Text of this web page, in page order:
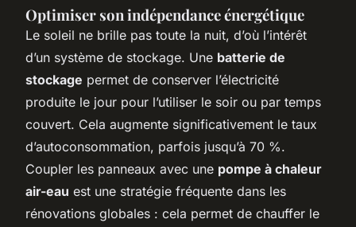
Optimiser son indépendance énergétique
Le soleil ne brille pas toute la nuit, d’où l’intérêt
d’un système de stockage. Une batterie de
stockage permet de conserver l’électricité
produite le jour pour l’utiliser le soir ou par temps
couvert. Cela augmente significativement le taux
d’autoconsommation, parfois jusqu’à 70 %.
Coupler les panneaux avec une pompe à chaleur
air-eau est une stratégie fréquente dans les
rénovations globales : cela permet de chauffer le